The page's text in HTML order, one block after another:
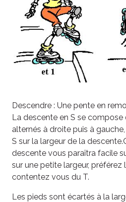
Descendre : Une pente en
La descente en S se compose
alternés à droite puis à
S sur la largeur de la
descente vous paraîtra facile
sur une petite largeur,
contentez vous du T.
Les pieds sont écartés à la